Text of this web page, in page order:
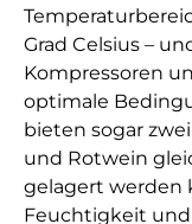
Grad Celsius –
Kompressoren
optimale
bieten sogar
und Rotwein
gelagert werden
Feuchtigkeit